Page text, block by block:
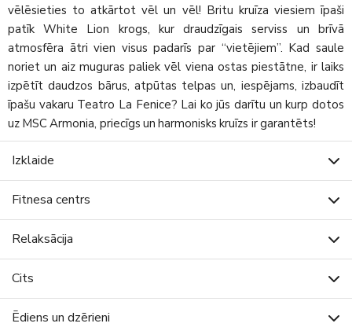
vēlēsieties to atkārtot vēl un vēl! Britu kruīza viesiem īpaši
patīk White Lion krogs, kur draudzīgais serviss un brīvā
atmosfēra ātri vien visus padarīs par “vietējiem”. Kad saule
noriet un aiz muguras paliek vēl viena ostas piestātne, ir laiks
izpētīt daudzos bārus, atpūtas telpas un, iespējams, izbaudīt
īpašu vakaru Teatro La Fenice? Lai ko jūs darītu un kurp dotos
uz MSC Armonia, priecīgs un harmonisks kruīzs ir garantēts!
Izklaide
Fitnesa centrs
Relaksācija
Cits
Ēdiens un dzērieni